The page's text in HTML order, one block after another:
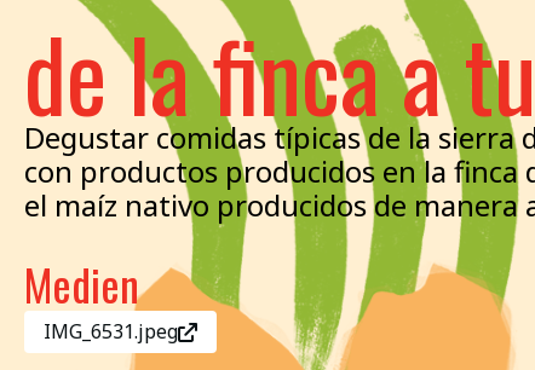
de la finca a
Degustar comidas típicas de la sierra
con productos producidos en la finca
el maíz nativo producidos de manera
Medien
IMG_6531.jpeg